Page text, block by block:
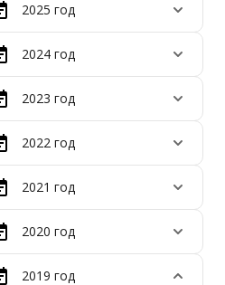
2025 год
2024 год
2023 год
2022 год
2021 год
2020 год
2019 год